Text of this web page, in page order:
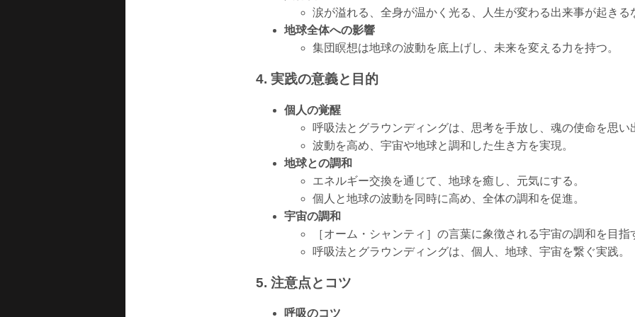
涙が溢れる、全身が温かく光る、人生が変わる出来事が起きる
地球全体への影響
集団瞑想は地球の波動を底上げし、未来を変える力を持つ。
4. 実践の意義と目的
個人の覚醒
呼吸法とグラウンディングは、思考を手放し、魂の使命を思い
波動を高め、宇宙や地球と調和した生き方を実現。
地球との調和
エネルギー交換を通じて、地球を癒し、元気にする。
個人と地球の波動を同時に高め、全体の調和を促進。
宇宙の調和
［オーム・シャンティ］の言葉に象徴される宇宙の調和を目指
呼吸法とグラウンディングは、個人、地球、宇宙を繋ぐ実践。
5. 注意点とコツ
呼吸のコツ